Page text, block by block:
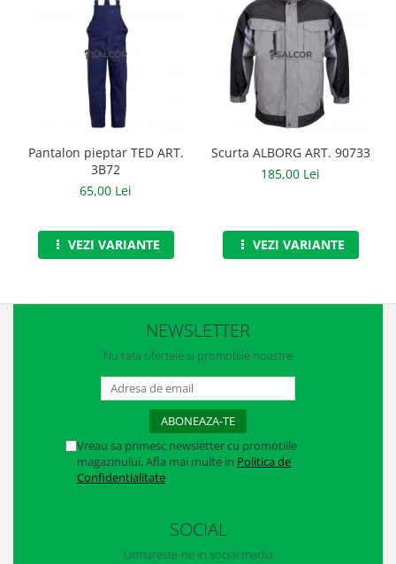
Imbracaminte Outdoor
Incaltaminte Outdoor
Curatenie si igiena
Protectia capului
Antifoane
Protectie vizuala
Pantalon pieptar TED ART.
3B72
65,00 Lei
VEZI VARIANTE
Scurta ALBORG ART. 90733
185,00 Lei
VEZI VARIANTE
NEWSLETTER
Nu rata ofertele si promotiile noastre
Vreau sa primesc newsletter cu promotiile
magazinului. Afla mai multe in Politica de
Confidentialitate
SOCIAL
Urmareste-ne in social media